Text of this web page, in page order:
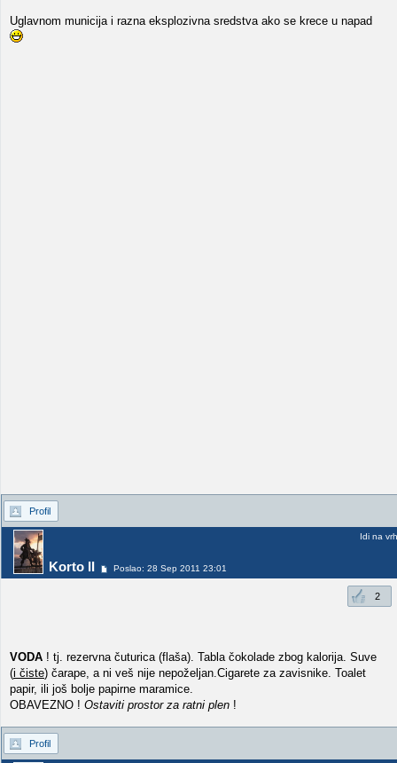
Uglavnom municija i razna eksplozivna sredstva ako se krece u napad
Profil
Korto II Poslao: 28 Sep 2011 23:01
Idi na vrh
2
VODA ! tj. rezervna čuturica (flaša). Tabla čokolade zbog kalorija. Suve
(i čiste) čarape, a ni veš nije nepoželjan.Cigarete za zavisnike. Toalet
papir, ili još bolje papirne maramice.
OBAVEZNO ! Ostaviti prostor za ratni plen !
Profil